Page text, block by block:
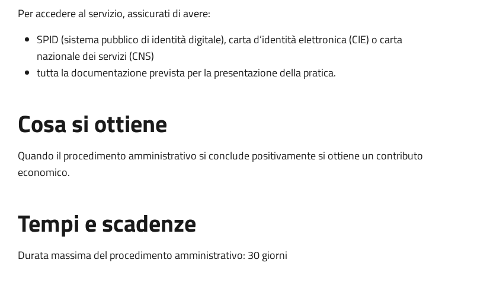
Per accedere al servizio, assicurati di avere:
SPID (sistema pubblico di identità digitale), carta d’identità elettronica (CIE) o carta
nazionale dei servizi (CNS)
tutta la documentazione prevista per la presentazione della pratica.
Cosa si ottiene
Quando il procedimento amministrativo si conclude positivamente si ottiene un contributo
economico.
Tempi e scadenze
Durata massima del procedimento amministrativo: 30 giorni